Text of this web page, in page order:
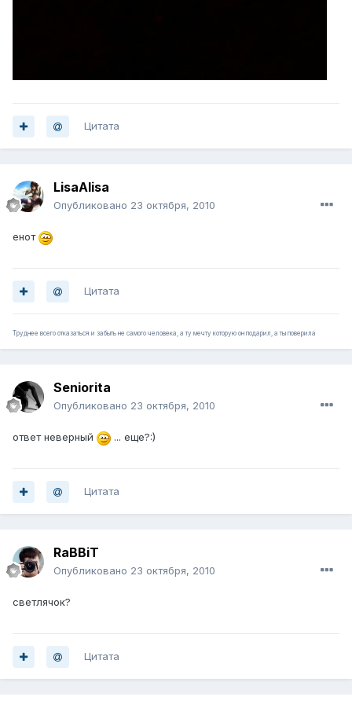
Цитата
LisaAlisa
Опубликовано 23 октября, 2010
енот
Цитата
Труднее всего отказаться и забыть не самого человека, а ту мечту которую он подарил, а ты поверила
Seniorita
Опубликовано 23 октября, 2010
ответ неверный ... еще?:)
Цитата
RaBBiT
Опубликовано 23 октября, 2010
светлячок?
Цитата